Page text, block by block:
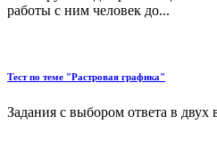
работы с ним человек до...
Тест по теме "Растровая графика"
Задания с выбором ответа в двух